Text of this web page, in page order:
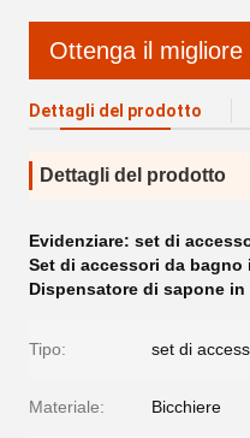
Ottenga il migliore
Dettagli del prodotto
Dettagli del prodotto
Evidenziare: set di
Set di accessori da bagno
Dispensatore di sapone
Tipo: set di
Materiale: Bicchiere